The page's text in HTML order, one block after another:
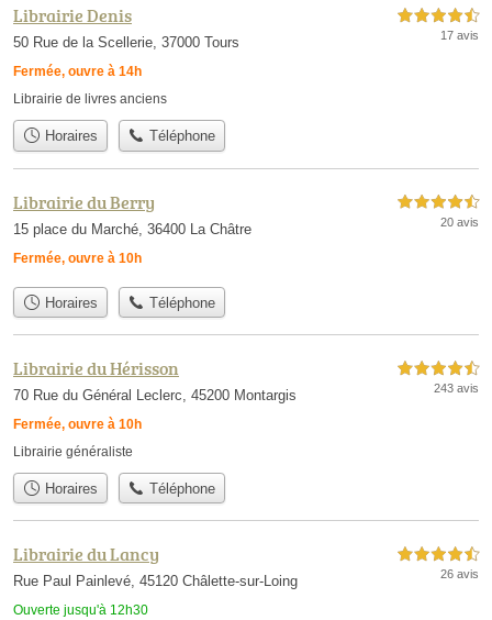
Librairie Denis
50 Rue de la Scellerie, 37000 Tours
Fermée, ouvre à 14h
4,5 étoiles sur 5
17 avis
Librairie de livres anciens
Horaires Téléphone
Librairie du Berry
15 place du Marché, 36400 La Châtre
Fermée, ouvre à 10h
4,5 étoiles sur 5
20 avis
Horaires Téléphone
Librairie du Hérisson
70 Rue du Général Leclerc, 45200 Montargis
Fermée, ouvre à 10h
4,5 étoiles sur 5
243 avis
Librairie généraliste
Horaires Téléphone
Librairie du Lancy
Rue Paul Painlevé, 45120 Châlette-sur-Loing
Ouverte jusqu'à 12h30
4,5 étoiles sur 5
26 avis